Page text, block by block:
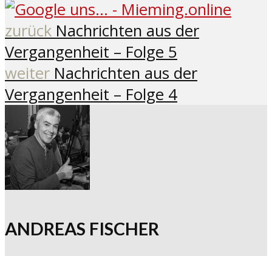
zurück Nachrichten aus der
Vergangenheit – Folge 5
weiter Nachrichten aus der
Vergangenheit – Folge 4
ANDREAS FISCHER